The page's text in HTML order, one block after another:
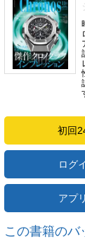
初回
ログ
アプ
この書籍のバ